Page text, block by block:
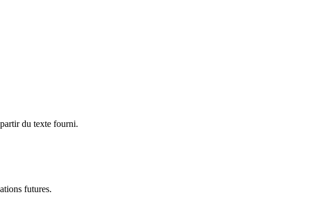
du texte fourni.
futures.